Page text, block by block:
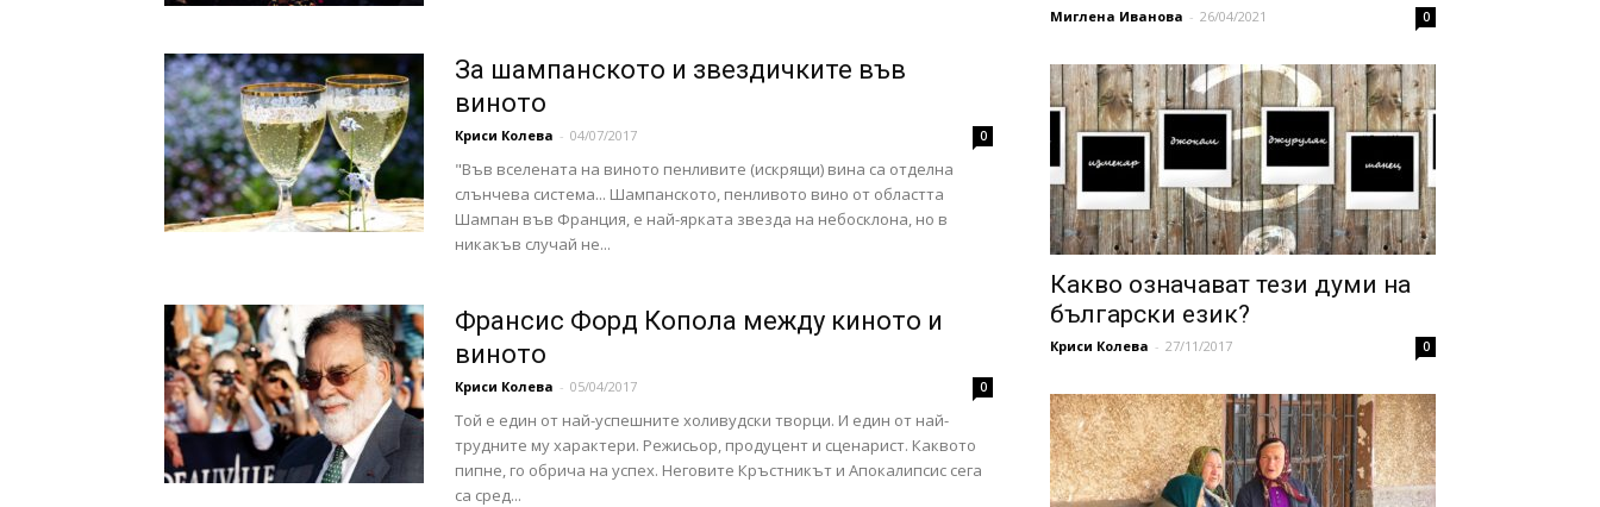
За шампанското и звездичките във
виното
Криси Колева - 04/07/2017 0
"Във вселената на виното пенливите (искрящи) вина са отделна
слънчева система... Шампанското, пенливото вино от областта
Шампан във Франция, е най-ярката звезда на небосклона, но в
никакъв случай не...
Франсис Форд Копола между киното и
виното
Криси Колева - 05/04/2017 0
Той е един от най-успешните холивудски творци. И един от най-
трудните му характери. Режисьор, продуцент и сценарист. Каквото
пипне, го обрича на успех. Неговите Кръстникът и Апокалипсис сега
са сред...
Миглена Иванова - 26/04/2021 0
Какво означават тези думи на
български език?
Криси Колева - 27/11/2017 0